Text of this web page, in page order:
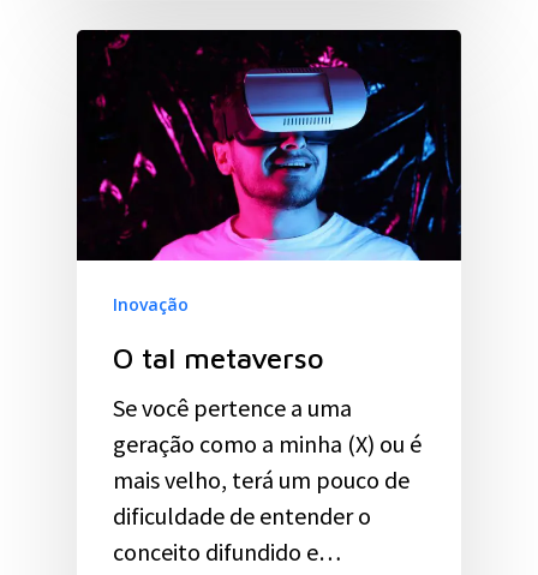
Inovação
O tal metaverso
Se você pertence a uma
geração como a minha (X) ou é
mais velho, terá um pouco de
dificuldade de entender o
conceito difundido e…